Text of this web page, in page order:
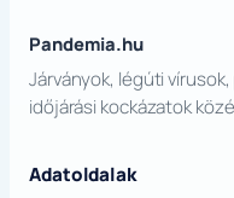
Pandemia.hu
Járványok, légúti
időjárási kockázatok
Adatoldalak